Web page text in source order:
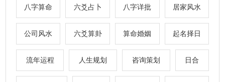
八字算命 六爻占卜 八字详批 居家风水
公司风水 六爻算卦 算命婚姻 起名择日
流年运程 人生规划 咨询策划 日合